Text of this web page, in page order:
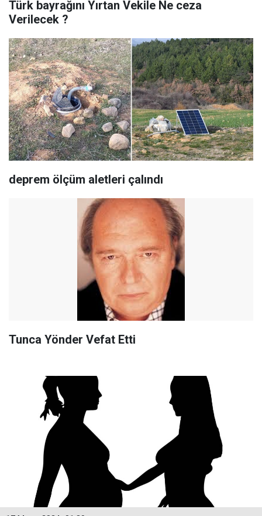
Türk bayrağını Yırtan Vekile Ne ceza
Verilecek ?
deprem ölçüm aletleri çalındı
Tunca Yönder Vefat Etti